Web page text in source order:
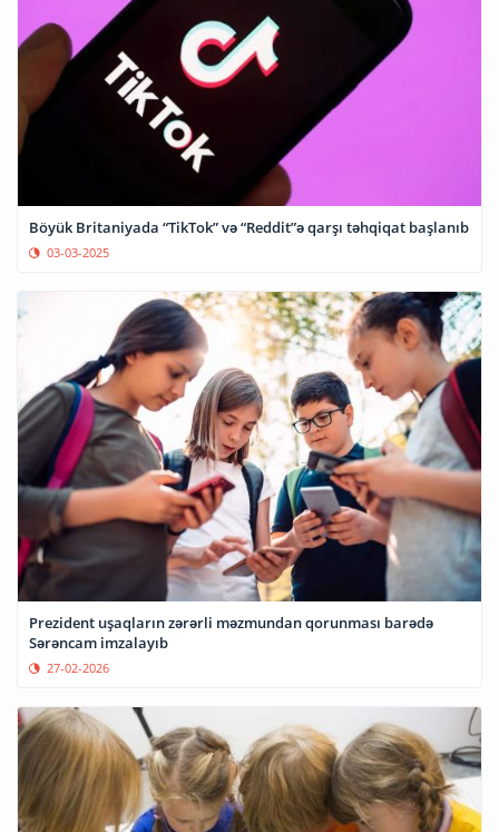
Böyük Britaniyada “TikTok” və “Reddit”ə qarşı təhqiqat başlanıb
03-03-2025
Prezident uşaqların zərərli məzmundan qorunması barədə
Sərəncam imzalayıb
27-02-2026